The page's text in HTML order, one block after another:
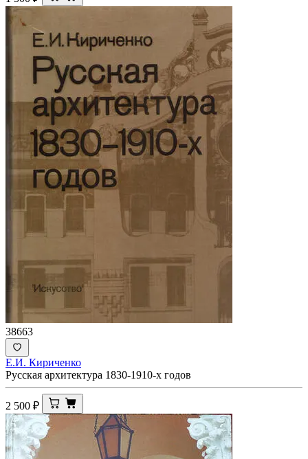
38663
Е.И. Кириченко
Русская архитектура 1830-1910-х годов
2 500 ₽